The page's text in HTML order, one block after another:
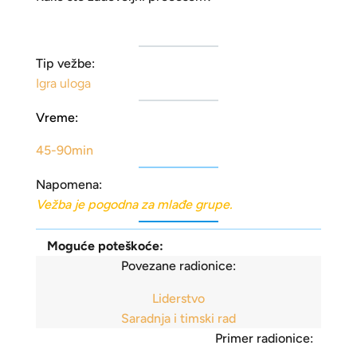
Tip vežbe:
Igra uloga
Vreme:
45-90min
Napomena:
Vežba je pogodna za mlađe grupe.
Moguće poteškoće:
Povezane radionice:
Liderstvo
Saradnja i timski rad
Primer radionice: